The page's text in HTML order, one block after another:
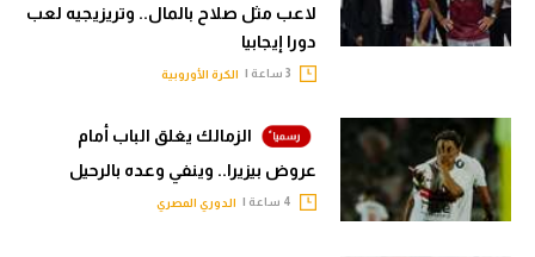
لاعب مثل صلاح بالمال.. وتريزيجيه لعب
دورا إيجابيا
الكرة الأوروبية
الزمالك يغلق الباب أمام
عروض بيزيرا.. وينفي وعده بالرحيل
الدوري المصري